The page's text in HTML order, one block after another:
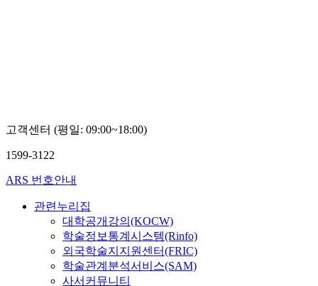
고객센터 (평일: 09:00~18:00)
1599-3122
ARS 번호안내
관련누리집
대학공개강의(KOCW)
학술정보통계시스템(Rinfo)
외국학술지지원센터(FRIC)
학술관계분석서비스(SAM)
사서커뮤니티